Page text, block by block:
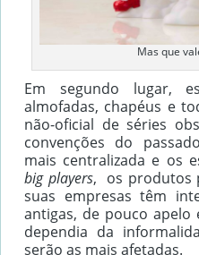
Mas que
Em segundo lugar,
almofadas, chapéus e
não-oficial de séries
convenções do
mais centralizada e os
big players, os produtos
suas empresas têm
antigas, de pouco apelo
dependia da
serão as mais afetadas.